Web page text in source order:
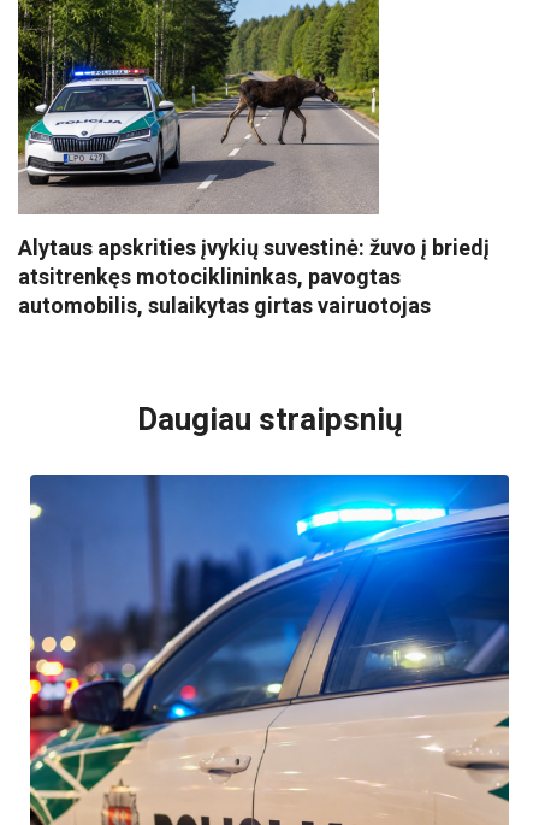
Alytaus apskrities įvykių suvestinė: žuvo į briedį
atsitrenkęs motociklininkas, pavogtas
automobilis, sulaikytas girtas vairuotojas
Daugiau straipsnių